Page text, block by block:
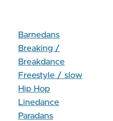
Barnedans
Breaking /
Breakdance
Freestyle / slow
Hip Hop
Linedance
Paradans